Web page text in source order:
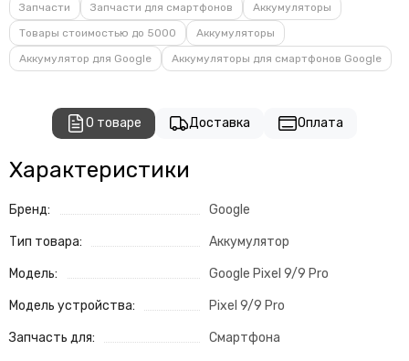
Запчасти Запчасти для смартфонов
Аккумуляторы
Товары стоимостью до 5000
Аккумуляторы
Аккумулятор для Google
Аккумуляторы для смартфонов Google
О товаре Доставка Оплата
Характеристики
Бренд: Google
Тип товара: Аккумулятор
Модель: Google Pixel 9/9 Pro
Модель устройства: Pixel 9/9 Pro
Запчасть для: Смартфона